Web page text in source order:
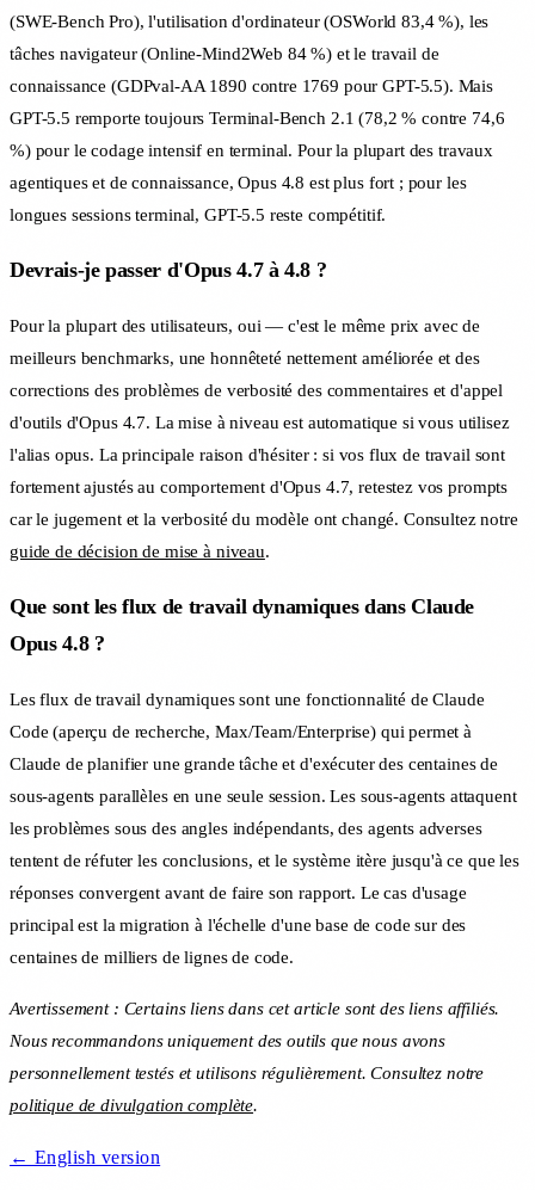
(SWE-Bench Pro), l'utilisation d'ordinateur (OSWorld 83,4 %), les
tâches navigateur (Online-Mind2Web 84 %) et le travail de
connaissance (GDPval-AA 1890 contre 1769 pour GPT-5.5). Mais
GPT-5.5 remporte toujours Terminal-Bench 2.1 (78,2 % contre 74,6
%) pour le codage intensif en terminal. Pour la plupart des travaux
agentiques et de connaissance, Opus 4.8 est plus fort ; pour les
longues sessions terminal, GPT-5.5 reste compétitif.
Devrais-je passer d'Opus 4.7 à 4.8 ?
Pour la plupart des utilisateurs, oui — c'est le même prix avec de
meilleurs benchmarks, une honnêteté nettement améliorée et des
corrections des problèmes de verbosité des commentaires et d'appel
d'outils d'Opus 4.7. La mise à niveau est automatique si vous utilisez
l'alias opus. La principale raison d'hésiter : si vos flux de travail sont
fortement ajustés au comportement d'Opus 4.7, retestez vos prompts
car le jugement et la verbosité du modèle ont changé. Consultez notre
guide de décision de mise à niveau.
Que sont les flux de travail dynamiques dans Claude
Opus 4.8 ?
Les flux de travail dynamiques sont une fonctionnalité de Claude
Code (aperçu de recherche, Max/Team/Enterprise) qui permet à
Claude de planifier une grande tâche et d'exécuter des centaines de
sous-agents parallèles en une seule session. Les sous-agents attaquent
les problèmes sous des angles indépendants, des agents adverses
tentent de réfuter les conclusions, et le système itère jusqu'à ce que les
réponses convergent avant de faire son rapport. Le cas d'usage
principal est la migration à l'échelle d'une base de code sur des
centaines de milliers de lignes de code.
Avertissement : Certains liens dans cet article sont des liens affiliés.
Nous recommandons uniquement des outils que nous avons
personnellement testés et utilisons régulièrement. Consultez notre
politique de divulgation complète.
← English version